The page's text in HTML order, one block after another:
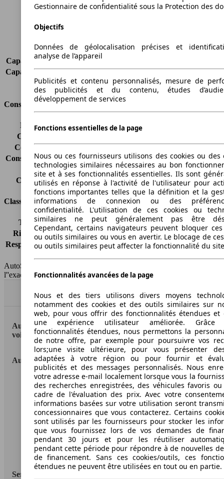
Poids maximum
-
Portes
Charge sur toit
-
Capacité de remorquage (sans freins)
Capacité de remorquage (avec freins) -
Volume du coffre
365 - 1135 l
Consommation
Émissions de CO2*
134 g/km (komb.)
Consommation (ville)
Consommation (route)
Consommation (combinée)* -
Classe d'émissions
Euro 5
Capacité du réservoir
58 l
Classes d'assurance
Tous risques
-
Risques partiels
-
Responsabilité civile -
AutoScout24 France SAS décline toute responsabilité concernant
l''exactitude des indications fournies.
Haut
AutoScout24: la plus grande plateforme en ligne de
voitures en Europe
AutoScout24
A propos d'AutoScout24
Conditions d'utilisation
Informations légales
Protection des données
Accessibility Statement
Service
Gestionnaire de confidentialité sous la Protection des
Objectifs
Données de géolocalisation précises et
analyse de l’appareil
Publicités et contenu personnalisés, mesure de
des publicités et du contenu, études
développement de services
Fonctions essentielles de la page
Nous ou ces fournisseurs utilisons des cookies ou des
technologies similaires nécessaires au bon
site et à ses fonctionnalités essentielles. Ils sont
utilisés en réponse à l'activité de l'utilisateur pour
fonctions importantes telles que la définition et la
informations de connexion ou des
confidentialité. L'utilisation de ces cookies ou
similaires ne peut généralement pas être
Cependant, certains navigateurs peuvent bloquer ces
ou outils similaires ou vous en avertir. Le blocage de
ou outils similaires peut affecter la fonctionnalité du
Fonctionnalités avancées de la page
Nous et des tiers utilisons divers moyens
notamment des cookies et des outils similaires sur
web, pour vous offrir des fonctionnalités étendues et
une expérience utilisateur améliorée.
fonctionnalités étendues, nous permettons la
de notre offre, par exemple pour poursuivre vos
lors;une visite ultérieure, pour vous présenter
adaptées à votre région ou pour fournir et
publicités et des messages personnalisés. Nous
votre adresse e-mail localement lorsque vous la
des recherches enregistrées, des véhicules favoris
cadre de l'évaluation des prix. Avec votre
informations basées sur votre utilisation seront
concessionnaires que vous contacterez. Certains
sont utilisés par les fournisseurs pour stocker les
que vous fournissez lors de vos demandes de
pendant 30 jours et pour les réutiliser
pendant cette période pour répondre à de nouvelles
de financement. Sans ces cookies/outils, ces
étendues ne peuvent être utilisées en tout ou en partie.